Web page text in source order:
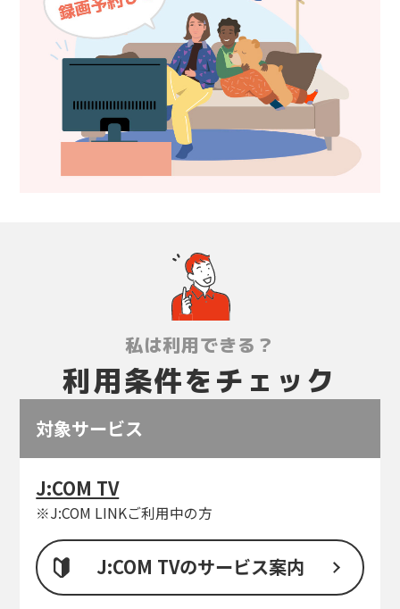
私は利用できる？
利用条件をチェック
対象サービス
J:COM TV
※J:COM LINKご利用中の方
J:COM TVのサービス案内